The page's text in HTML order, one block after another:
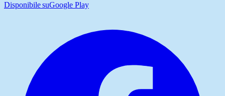
Disponibile suGoogle Play